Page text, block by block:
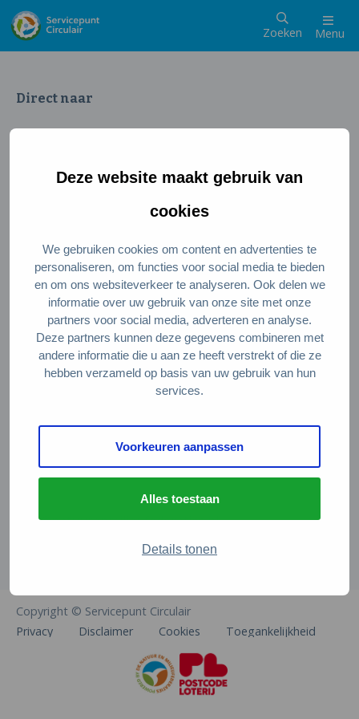
Deze website maakt gebruik van
cookies
We gebruiken cookies om content en advertenties te
personaliseren, om functies voor social media te bieden
en om ons websiteverkeer te analyseren. Ook delen we
informatie over uw gebruik van onze site met onze
partners voor social media, adverteren en analyse.
Deze partners kunnen deze gegevens combineren met
andere informatie die u aan ze heeft verstrekt of die ze
hebben verzameld op basis van uw gebruik van hun
services.
Voorkeuren aanpassen
Alles toestaan
Details tonen
Zoeken Menu
Direct naar
Wat is een circulaire samenleving
Meedoen als ondernemer
Circulaire producten en diensten
Wie zijn wij?
Over ons
Stel je vraag
Servicepunt Team
Veelgestelde vragen
De Natuur en Milieufederaties
Arthur van Schendelstraat 600
info@natuurenmilieufederaties.nl
Copyright © Servicepunt Circulair
Privacy
Disclaimer Cookies Toegankelijkheid